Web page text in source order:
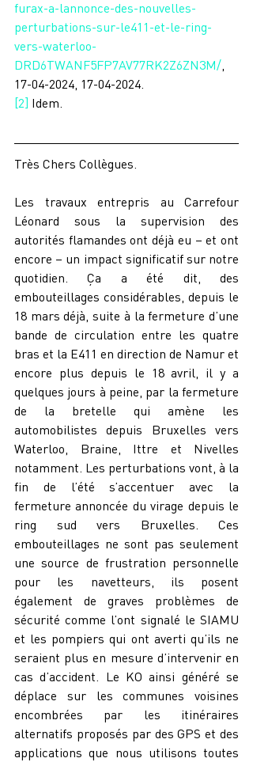
furax-a-lannonce-des-nouvelles-
perturbations-sur-le411-et-le-ring-
vers-waterloo-
DRD6TWANF5FP7AV77RK2Z6ZN3M/,
17-04-2024, 17-04-2024.
[2] Idem.
Très Chers Collègues.
Les travaux entrepris au Carrefour
Léonard sous la supervision des
autorités flamandes ont déjà eu – et ont
encore – un impact significatif sur notre
quotidien. Ça a été dit, des
embouteillages considérables, depuis le
18 mars déjà, suite à la fermeture d’une
bande de circulation entre les quatre
bras et la E411 en direction de Namur et
encore plus depuis le 18 avril, il y a
quelques jours à peine, par la fermeture
de la bretelle qui amène les
automobilistes depuis Bruxelles vers
Waterloo, Braine, Ittre et Nivelles
notamment. Les perturbations vont, à la
fin de l’été s’accentuer avec la
fermeture annoncée du virage depuis le
ring sud vers Bruxelles. Ces
embouteillages ne sont pas seulement
une source de frustration personnelle
pour les navetteurs, ils posent
également de graves problèmes de
sécurité comme l’ont signalé le SIAMU
et les pompiers qui ont averti qu’ils ne
seraient plus en mesure d’intervenir en
cas d’accident. Le KO ainsi généré se
déplace sur les communes voisines
encombrées par les itinéraires
alternatifs proposés par des GPS et des
applications que nous utilisons toutes